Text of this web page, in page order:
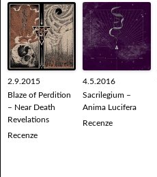
2.9.2015
Blaze of Perdition
– Near Death
Revelations
Recenze
4.5.2016
Sacrilegium –
Anima Lucifera
Recenze